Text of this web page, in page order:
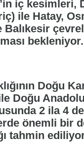
iç kesimleri,
ile Hatay,
Balıkesir
bekleniyor.
Doğu
Doğu
2 ila 4
önemli bir
tahmin